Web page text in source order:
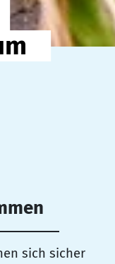
sich sicher